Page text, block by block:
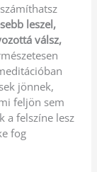
leszel,
válsz,
jönnek,
feljön sem
a felszíne lesz
fog